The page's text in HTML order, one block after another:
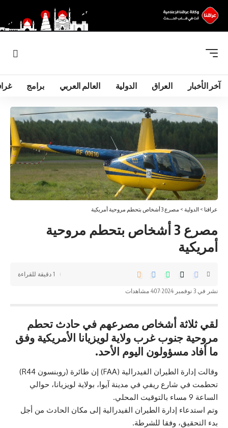
آخر الأخبار العراق الدولية العالم العربي برامج
عراقنا > الدولية > مصرع 3 أشخاص بتحطم مروحية أمريكية
مصرع 3 أشخاص بتحطم مروحية
أمريكية
نشر في 3 نوفمبر 2024 407 مشاهدات
1 دقيقة للقراءة
لقي ثلاثة أشخاص مصرعهم في حادث تحطم
مروحية جنوب غرب ولاية لويزيانا الأمريكية وفق
ما أفاد مسؤولون اليوم الأحد.
وقالت إدارة الطيران الفيدرالية (FAA) إن طائرة (روبنسون R44)
تحطمت في شارع ريفي في مدينة آيوا، بولاية لويزيانا، حوالي
الساعة 9 مساء بالتوقيت المحلي.
وتم استدعاء إدارة الطيران الفيدرالية إلى مكان الحادث من أجل
بدء التحقيق، وفقا للشرطة.